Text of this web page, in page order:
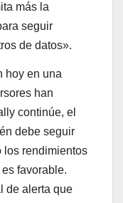
más la
seguir
de datos».
hoy en una
han
continúe, el
debe seguir
los rendimientos
favorable.
de alerta que